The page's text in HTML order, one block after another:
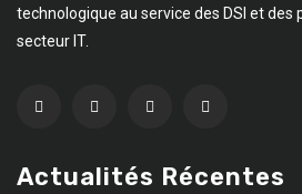
technologique au service des DSI et des
secteur IT.
Actualités Récentes